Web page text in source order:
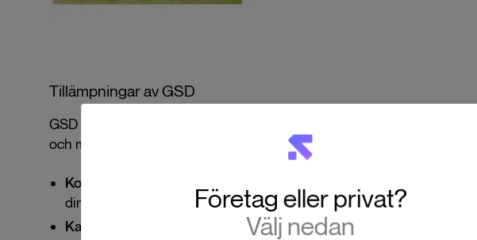
Tillämpningar av GSD
GSD är en kritisk faktor för alla som använder drönare för att skapa
och modeller över olika branscher. Användningsområden inkluderar:
Konstruktion:
dimensionering.
Kartografi:
För att snabbt och effektivt skapa detaljerade kartor.
Företag eller privat?
Välj nedan